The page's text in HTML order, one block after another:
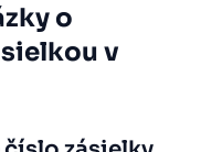
o
v